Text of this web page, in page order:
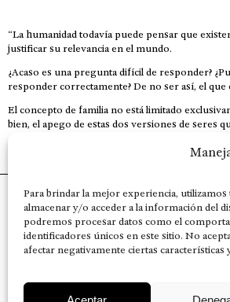
Para brindar la mejor experiencia,
almacenar y/o acceder a la información del
podremos procesar datos como el
identificadores únicos en este sitio. No
afectar negativamente ciertas características
“La humanidad todavía puede pensar que
justificar su relevancia en el mundo.
¿Acaso es una pregunta difícil de responder?
responder correctamente? De no ser así, el que
El concepto de familia no está limitado
bien, el apego de estas dos versiones de seres
AVISO LEGAL POLÍTICA DE PRIVACIDAD